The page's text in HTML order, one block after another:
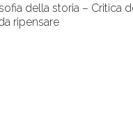
della storia – Critica
ripensare